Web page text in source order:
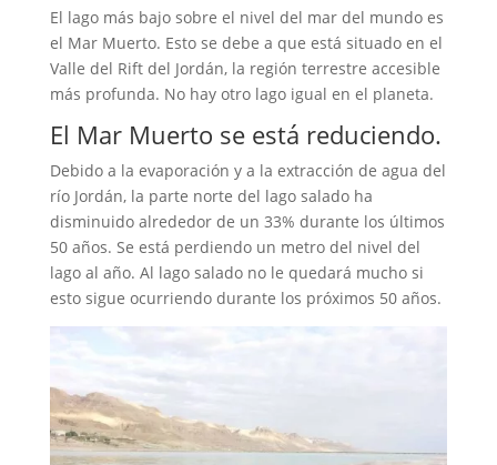
El lago más bajo sobre el nivel del mar del mundo es
el Mar Muerto. Esto se debe a que está situado en el
Valle del Rift del Jordán, la región terrestre accesible
más profunda. No hay otro lago igual en el planeta.
El Mar Muerto se está reduciendo.
Debido a la evaporación y a la extracción de agua del
río Jordán, la parte norte del lago salado ha
disminuido alrededor de un 33% durante los últimos
50 años. Se está perdiendo un metro del nivel del
lago al año. Al lago salado no le quedará mucho si
esto sigue ocurriendo durante los próximos 50 años.